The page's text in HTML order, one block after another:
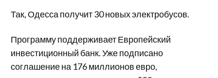
Так, Одесса получит 30 новых электробусов.
Программу поддерживает Европейский
инвестиционный банк. Уже подписано
соглашение на 176 миллионов евро,